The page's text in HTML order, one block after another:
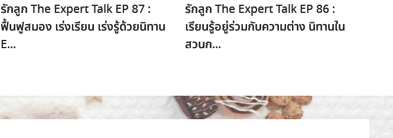
รักลูก The Expert Talk EP 87 :
ฟื้นฟูสมอง เร่งเรียน เร่งรู้ด้วยนิทาน
E...
รักลูก The Expert Talk EP 86 :
เรียนรู้อยู่ร่วมกับความต่าง นิทานใน
สวนก...